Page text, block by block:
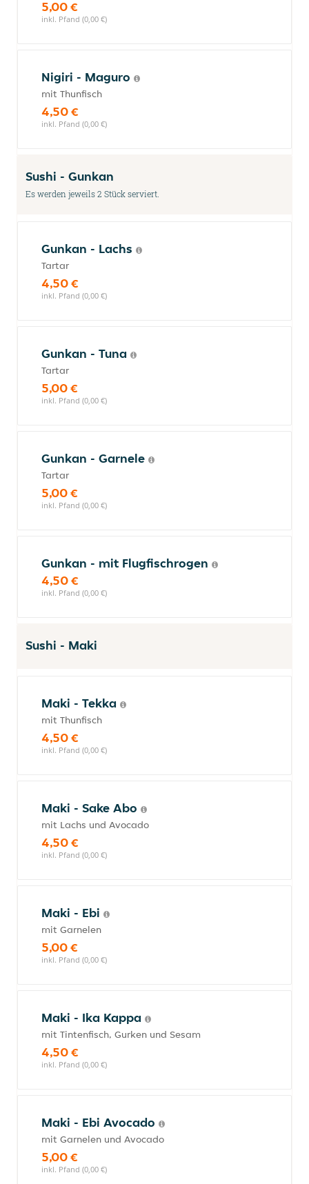
5,00 €
inkl. Pfand (0,00 €)
Nigiri - Maguro
mit Thunfisch
4,50 €
inkl. Pfand (0,00 €)
Sushi - Gunkan
Es werden jeweils 2 Stück serviert.
Gunkan - Lachs
Tartar
4,50 €
inkl. Pfand (0,00 €)
Gunkan - Tuna
Tartar
5,00 €
inkl. Pfand (0,00 €)
Gunkan - Garnele
Tartar
5,00 €
inkl. Pfand (0,00 €)
Gunkan - mit Flugfischrogen
4,50 €
inkl. Pfand (0,00 €)
Sushi - Maki
Maki - Tekka
mit Thunfisch
4,50 €
inkl. Pfand (0,00 €)
Maki - Sake Abo
mit Lachs und Avocado
4,50 €
inkl. Pfand (0,00 €)
Maki - Ebi
mit Garnelen
5,00 €
inkl. Pfand (0,00 €)
Maki - Ika Kappa
mit Tintenfisch, Gurken und Sesam
4,50 €
inkl. Pfand (0,00 €)
Maki - Ebi Avocado
mit Garnelen und Avocado
5,00 €
inkl. Pfand (0,00 €)